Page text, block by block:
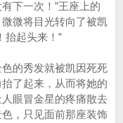
下一次！”王座上的
微将目光转向了被凯
抬起头来！”
的秀发就被凯因死死
了起来，从而将她的
眼冒金星的疼痛散去
，只见面前那座装饰